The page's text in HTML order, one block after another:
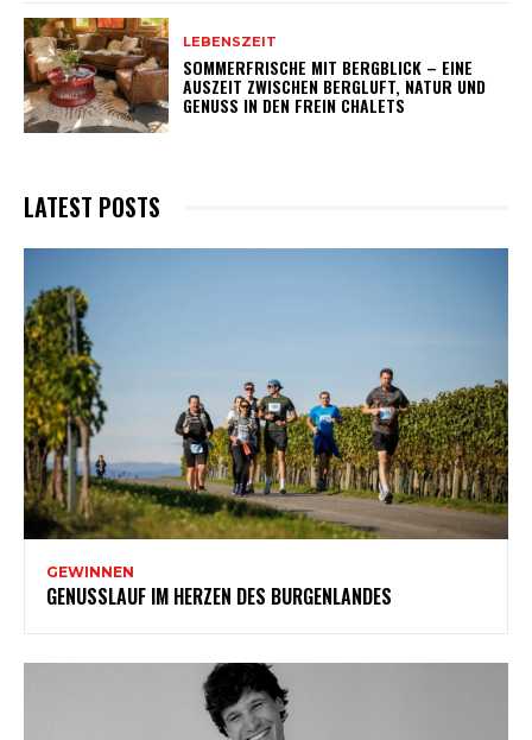
LEBENSZEIT
SOMMERFRISCHE MIT BERGBLICK – EINE
AUSZEIT ZWISCHEN BERGLUFT, NATUR UND
GENUSS IN DEN FREIN CHALETS
LATEST POSTS
GEWINNEN
GENUSSLAUF IM HERZEN DES BURGENLANDES